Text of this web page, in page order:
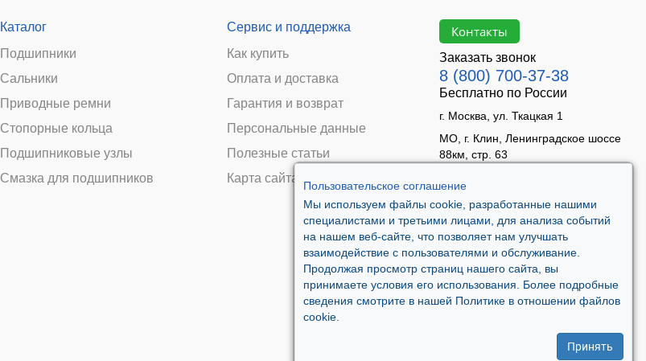
Пользовательское соглашение
Мы используем файлы cookie, разработанные нашими
специалистами и третьими лицами, для анализа событий
на нашем веб-сайте, что позволяет нам улучшать
взаимодействие с пользователями и обслуживание.
Продолжая просмотр страниц нашего сайта, вы
принимаете условия его использования. Более подробные
сведения смотрите в нашей Политике в отношении файлов
cookie.
Принять
Каталог
Подшипники
Сальники
Приводные ремни
Стопорные кольца
Подшипниковые узлы
Смазка для подшипников
Сервис и поддержка
Как купить
Оплата и доставка
Гарантия и возврат
Персональные данные
Полезные статьи
Карта сайта
Контакты
Заказать звонок
8 (800) 700-37-38
Бесплатно по России
г. Москва, ул. Ткацкая 1
МО, г. Клин, Ленинградское шоссе
88км, стр. 63
Сб 10:00 - 14:00
Вс - выходной